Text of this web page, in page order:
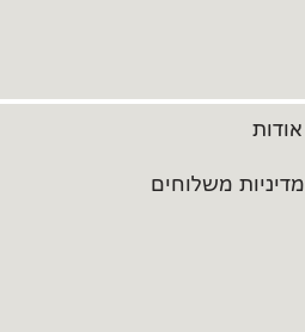
אודות
מדיניות משלוחים